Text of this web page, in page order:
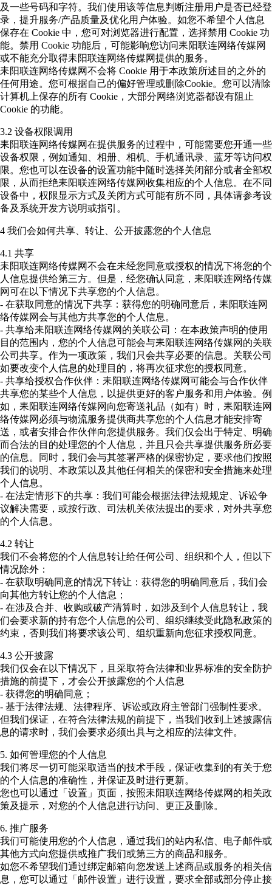
及一些号码和字符。我们使用该等信息判断注册用户是否已经登
录，提升服务/产品质量及优化用户体验。如您不希望个人信息
保存在 Cookie 中，您可对浏览器进行配置，选择禁用 Cookie 功
能。禁用 Cookie 功能后，可能影响您访问耒阳联连网络传媒网
或不能充分取得耒阳联连网络传媒网提供的服务。
耒阳联连网络传媒网不会将 Cookie 用于本政策所述目的之外的
任何用途。您可根据自己的偏好管理或删除Cookie。您可以清除
计算机上保存的所有 Cookie，大部分网络浏览器都设有阻止
Cookie 的功能。
3.2 设备权限调用
耒阳联连网络传媒网在提供服务的过程中，可能需要您开通一些
设备权限，例如通知、相册、相机、手机通讯录、蓝牙等访问权
限。您也可以在设备的设置功能中随时选择关闭部分或者全部权
限，从而拒绝耒阳联连网络传媒网收集相应的个人信息。在不同
设备中，权限显示方式及关闭方式可能有所不同，具体请参考设
备及系统开发方说明或指引。
4 我们会如何共享、转让、公开披露您的个人信息
4.1 共享
耒阳联连网络传媒网不会在未经您同意或授权的情况下将您的个
人信息提供给第三方。但是，经您确认同意，耒阳联连网络传媒
网可在以下情况下共享您的个人信息。
- 在获取同意的情况下共享：获得您的明确同意后，耒阳联连网
络传媒网会与其他方共享您的个人信息。
- 共享给耒阳联连网络传媒网的关联公司：在本政策声明的使用
目的范围内，您的个人信息可能会与耒阳联连网络传媒网的关联
公司共享。作为一项政策，我们只会共享必要的信息。关联公司
如要改变个人信息的处理目的，将再次征求您的授权同意。
- 共享给授权合作伙伴：耒阳联连网络传媒网可能会与合作伙伴
共享您的某些个人信息，以提供更好的客户服务和用户体验。例
如，耒阳联连网络传媒网向您寄送礼品（如有）时，耒阳联连网
络传媒网必须与物流服务提供商共享您的个人信息才能安排寄
送，或者安排合作伙伴向您提供服务。我们仅会出于特定、明确
而合法的目的处理您的个人信息，并且只会共享提供服务所必要
的信息。同时，我们会与其签署严格的保密协定，要求他们按照
我们的说明、本政策以及其他任何相关的保密和安全措施来处理
个人信息。
- 在法定情形下的共享：我们可能会根据法律法规规定、诉讼争
议解决需要，或按行政、司法机关依法提出的要求，对外共享您
的个人信息。
4.2 转让
我们不会将您的个人信息转让给任何公司、组织和个人，但以下
情况除外：
- 在获取明确同意的情况下转让：获得您的明确同意后，我们会
向其他方转让您的个人信息；
- 在涉及合并、收购或破产清算时，如涉及到个人信息转让，我
们会要求新的持有您个人信息的公司、组织继续受此隐私政策的
约束，否则我们将要求该公司、组织重新向您征求授权同意。
4.3 公开披露
我们仅会在以下情况下，且采取符合法律和业界标准的安全防护
措施的前提下，才会公开披露您的个人信息
- 获得您的明确同意；
- 基于法律法规、法律程序、诉讼或政府主管部门强制性要求。
但我们保证，在符合法律法规的前提下，当我们收到上述披露信
息的请求时，我们会要求必须出具与之相应的法律文件。
5. 如何管理您的个人信息
我们将尽一切可能采取适当的技术手段，保证收集到的有关于您
的个人信息的准确性，并保证及时进行更新。
您也可以通过「设置」页面，按照耒阳联连网络传媒网的相关政
策及提示，对您的个人信息进行访问、更正及删除。
6. 推广服务
我们可能使用您的个人信息，通过我们的站内私信、电子邮件或
其他方式向您提供或推广我们或第三方的商品和服务。
如您不希望我们通过绑定邮箱向您发送上述商品或服务的相关信
息，您可以通过「邮件设置」进行设置，要求全部或部分停止接